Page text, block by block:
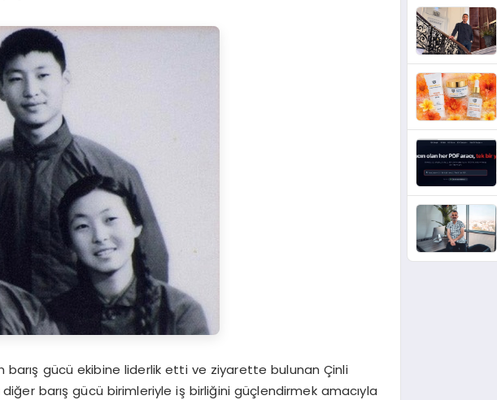
barış gücü ekibine liderlik etti ve ziyarette bulunan Çinli
barış gücü birimleriyle iş birliğini güçlendirmek amacıyla